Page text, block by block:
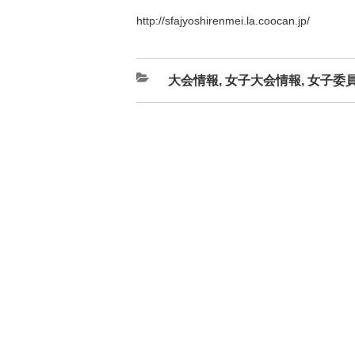
http://sfajyoshirenmei.la.coocan.jp/
カ
テ
大会情報, 女子大会情報, 女子委